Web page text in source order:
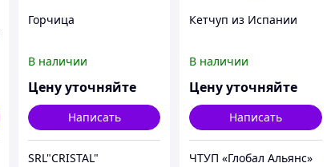
Горчица
В наличии
Цену уточняйте
Написать
SRL"CRISTAL"
Кетчуп из Испании
В наличии
Цену уточняйте
Написать
ЧТУП «Глобал Альянс»